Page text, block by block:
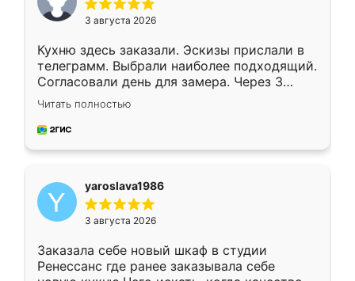
3 августа 2026
Кухню здесь заказали. Эскизы прислали в
телеграмм. Выбрали наиболее подходящий.
Согласовали день для замера. Через 3
недели кухня была уже готова. Остались
довольны работой. Спасибо Ренессанс
мебель за качественную работу!
Читать полностью
yaroslava1986
3 августа 2026
Заказала себе новый шкаф в студии
Ренессанс где ранее заказывала себе